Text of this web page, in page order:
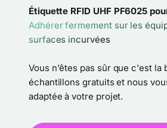
Étiquette RFID UHF PF6025
Adhérer fermement sur les
surfaces incurvées
Vous n'êtes pas sûr que c'est la
échantillons gratuits et nous
adaptée à votre projet.